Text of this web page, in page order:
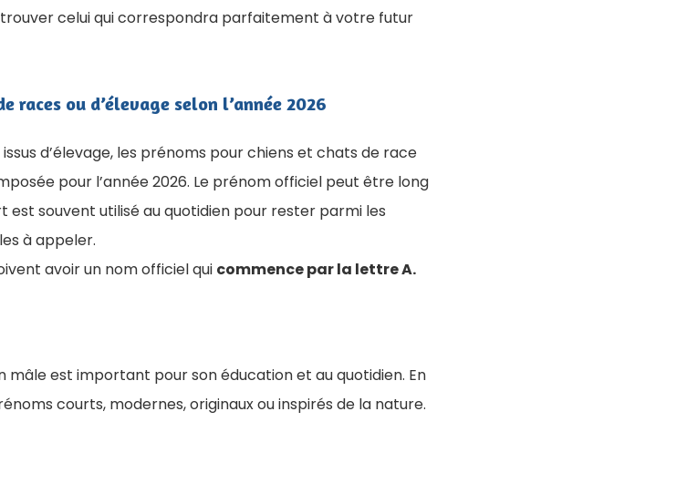
trouver celui qui correspondra parfaitement à votre futur
races ou d’élevage selon l’année 2026
issus d’élevage, les prénoms pour chiens et chats de race
pour l’année 2026. Le prénom officiel peut être long
est souvent utilisé au quotidien pour rester parmi les
à appeler.
avoir un nom officiel qui commence par la lettre A.
mâle est important pour son éducation et au quotidien. En
courts, modernes, originaux ou inspirés de la nature.